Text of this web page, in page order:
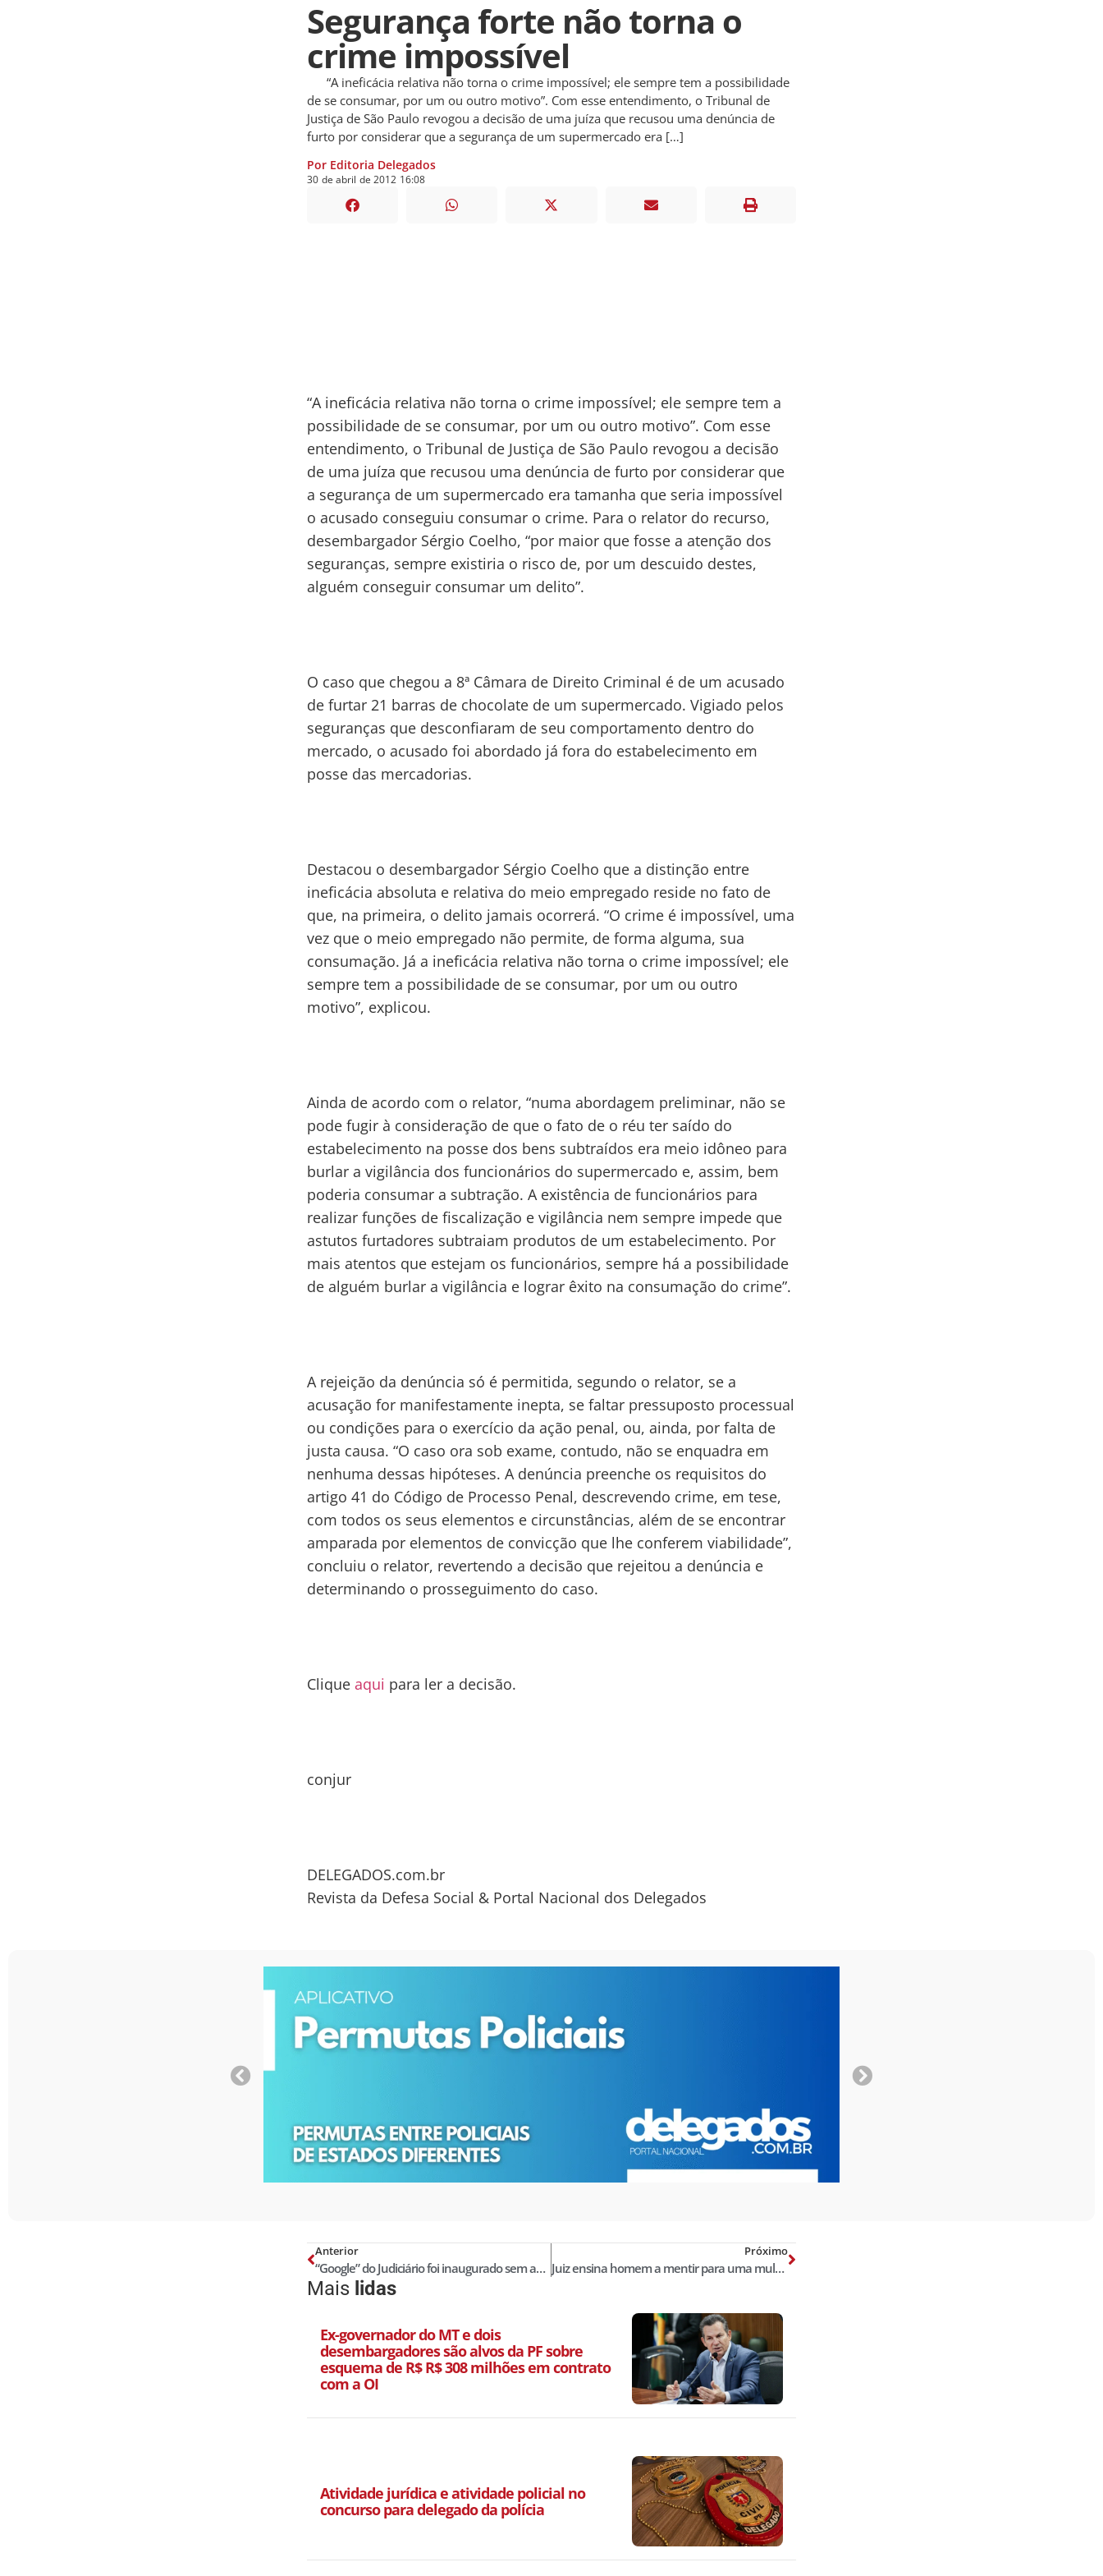
Segurança forte não torna o
crime impossível
“A ineficácia relativa não torna o crime impossível; ele sempre tem a possibilidade
de se consumar, por um ou outro motivo”. Com esse entendimento, o Tribunal de
Justiça de São Paulo revogou a decisão de uma juíza que recusou uma denúncia de
furto por considerar que a segurança de um supermercado era […]
Por Editoria Delegados
30 deabril de2012 16:08
“A ineficácia relativa não torna o crime impossível; ele sempre tem a
possibilidade de se consumar, por um ou outro motivo”. Com esse
entendimento, o Tribunal de Justiça de São Paulo revogou a decisão
de uma juíza que recusou uma denúncia de furto por considerar que
a segurança de um supermercado era tamanha que seria impossível
o acusado conseguiu consumar o crime. Para o relator do recurso,
desembargador Sérgio Coelho, “por maior que fosse a atenção dos
seguranças, sempre existiria o risco de, por um descuido destes,
alguém conseguir consumar um delito”.
O caso que chegou a 8ª Câmara de Direito Criminal é de um acusado
de furtar 21 barras de chocolate de um supermercado. Vigiado pelos
seguranças que desconfiaram de seu comportamento dentro do
mercado, o acusado foi abordado já fora do estabelecimento em
posse das mercadorias.
Destacou o desembargador Sérgio Coelho que a distinção entre
ineficácia absoluta e relativa do meio empregado reside no fato de
que, na primeira, o delito jamais ocorrerá. “O crime é impossível, uma
vez que o meio empregado não permite, de forma alguma, sua
consumação. Já a ineficácia relativa não torna o crime impossível; ele
sempre tem a possibilidade de se consumar, por um ou outro
motivo”, explicou.
Ainda de acordo com o relator, “numa abordagem preliminar, não se
pode fugir à consideração de que o fato de o réu ter saído do
estabelecimento na posse dos bens subtraídos era meio idôneo para
burlar a vigilância dos funcionários do supermercado e, assim, bem
poderia consumar a subtração. A existência de funcionários para
realizar funções de fiscalização e vigilância nem sempre impede que
astutos furtadores subtraiam produtos de um estabelecimento. Por
mais atentos que estejam os funcionários, sempre há a possibilidade
de alguém burlar a vigilância e lograr êxito na consumação do crime”.
A rejeição da denúncia só é permitida, segundo o relator, se a
acusação for manifestamente inepta, se faltar pressuposto processual
ou condições para o exercício da ação penal, ou, ainda, por falta de
justa causa. “O caso ora sob exame, contudo, não se enquadra em
nenhuma dessas hipóteses. A denúncia preenche os requisitos do
artigo 41 do Código de Processo Penal, descrevendo crime, em tese,
com todos os seus elementos e circunstâncias, além de se encontrar
amparada por elementos de convicção que lhe conferem viabilidade”,
concluiu o relator, revertendo a decisão que rejeitou a denúncia e
determinando o prosseguimento do caso.
Cliqueaqui para ler a decisão.
conjur
DELEGADOS.com.br
Revista da Defesa Social & Portal Nacional dos Delegados
Anterior
“Google” do Judiciário foi inaugurado sem aprovação
Próximo
Juiz ensina homem a mentir para uma mulher quando estiver com outra
Mais lidas
Ex-governador do MT e dois
desembargadores são alvos da PF sobre
esquema de R$ R$ 308 milhões em contrato
com a OI
Atividade jurídica e atividade policial no
concurso para delegado da polícia